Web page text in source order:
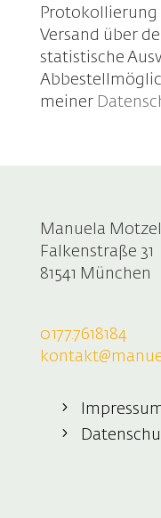
Protokollierung
Versand über
statistische
meiner
Manuela Motzel
Falkenstraße 31
81541 München
0177.7618184